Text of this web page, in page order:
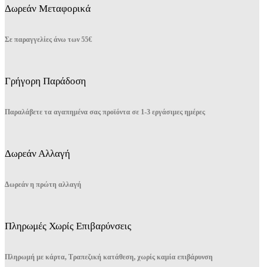
σελίδα
Δωρεάν Μεταφορικά
Σε παραγγελίες άνω των 55€
Γρήγορη Παράδοση
Παραλάβετε τα αγαπημένα σας προϊόντα σε 1-3 εργάσιμες ημέρες
Δωρεάν Αλλαγή
Δωρεάν η πρώτη αλλαγή
Πληρωμές Χωρίς Επιβαρύνσεις
Πληρωμή με κάρτα, Τραπεζική κατάθεση, χωρίς καμία επιβάρυνση